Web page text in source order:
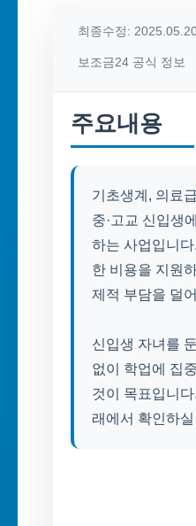
최종수정:
보조금24 공식 정보
주요내용
기초생계, 의료
중·고교 신입생
하는 사업입니
한 비용을 지원
제적 부담을 덜
신입생 자녀를
없이 학업에 집
것이 목표입니
래에서 확인하